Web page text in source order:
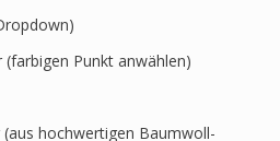
Punkt anwählen)
hochwertigen Baumwoll-